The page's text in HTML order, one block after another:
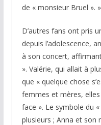
de « monsieur Bruel ». »
D’autres fans ont pris
depuis l’adolescence,
à son concert,
». Valérie, qui allait à
que « quelque chose
femmes et mères,
face ». Le symbole du
plusieurs ; Anna et son